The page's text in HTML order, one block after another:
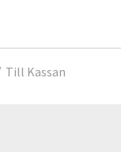
Till Kassan